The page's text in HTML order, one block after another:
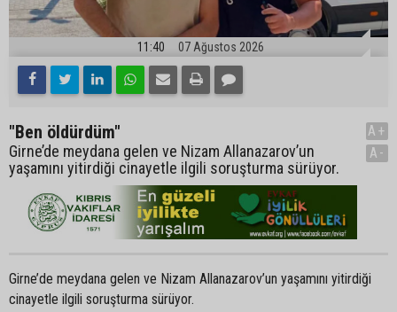
11:40 07 Ağustos 2026
"Ben öldürdüm"
Girne’de meydana gelen ve Nizam Allanazarov’un
yaşamını yitirdiği cinayetle ilgili soruşturma sürüyor.
A+
A-
Girne’de meydana gelen ve Nizam Allanazarov’un yaşamını yitirdiği
cinayetle ilgili soruşturma sürüyor.